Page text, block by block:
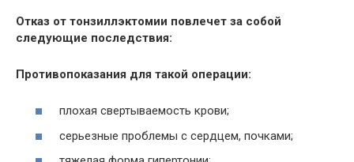
Отказ от тонзиллэктомии повлечет за собой
следующие последствия:
Противопоказания для такой операции:
плохая свертываемость крови;
серьезные проблемы с сердцем, почками;